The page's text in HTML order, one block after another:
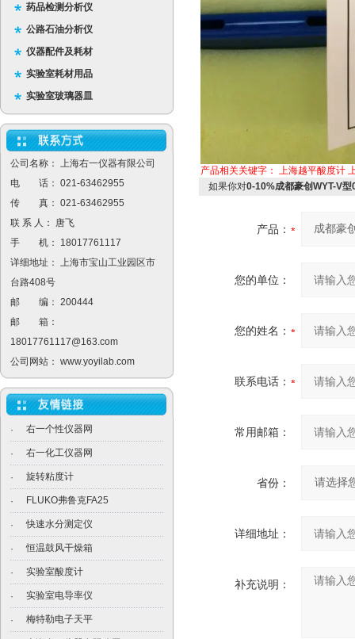
药品检测分析仪
公路石油分析仪
仪器配件及耗材
实验室耗材用品
实验室玻璃器皿
公司名称： 上海右一仪器有限公司
电 话： 021-63462955
传 真： 021-63462955
联 系 人： 唐飞
手 机： 18017761117
详细地址： 上海市宝山工业园区市
台路408号
邮 编： 200444
邮 箱：
18017761117@163.com
公司网站： www.yoyilab.com
· 右一个性仪器网
· 右一化工仪器网
· 旋转粘度计
· FLUKO弗鲁克FA25
· 快速水分测定仪
· 恒温鼓风干燥箱
· 实验室酸度计
· 实验室电导率仪
· 梅特勒电子天平
产品相关关键字： 上海越平酸度计
如果你对0-10%成都豪创WYT-V
产品：
您的单位：
您的姓名：
联系电话：
常用邮箱：
省份：
详细地址：
补充说明：